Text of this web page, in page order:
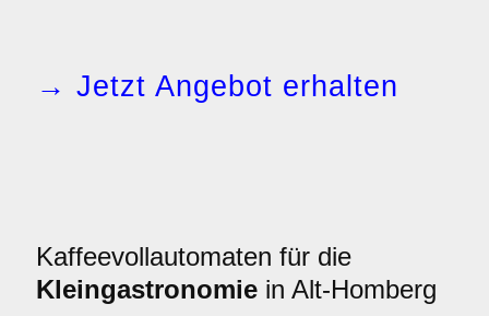
→ Jetzt Angebot erhalten
Kaffeevollautomaten für die
Kleingastronomie in Alt-Homberg